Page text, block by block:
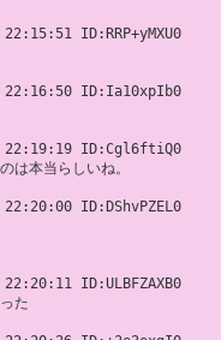
ID:RRP+yMXU0
) 22:16:50 ID:Ia10xpIb0
) 22:19:19 ID:Cgl6ftiQ0
は本当らしいね。
ID:DShvPZEL0
ID:ULBFZAXB0
た